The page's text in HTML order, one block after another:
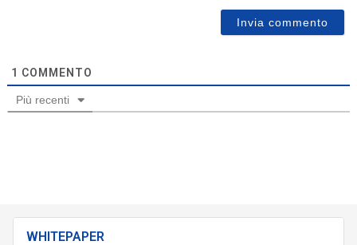
1 COMMENTO
Più recenti
WHITEPAPER